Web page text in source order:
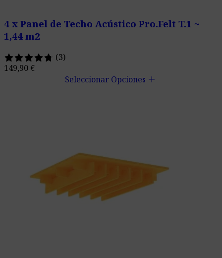
4 x Panel de Techo Acústico Pro.Felt T.1 ~
1,44 m2
(3)
149,90 €
Seleccionar Opciones add